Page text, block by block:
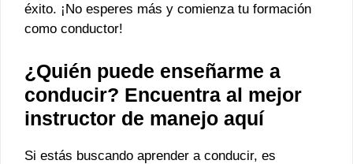
éxito. ¡No esperes más y comienza tu formación
como conductor!
¿Quién puede enseñarme a
conducir? Encuentra al mejor
instructor de manejo aquí
Si estás buscando aprender a conducir, es